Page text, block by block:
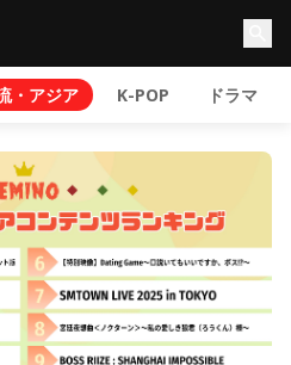
・アジア K-POP ドラマ